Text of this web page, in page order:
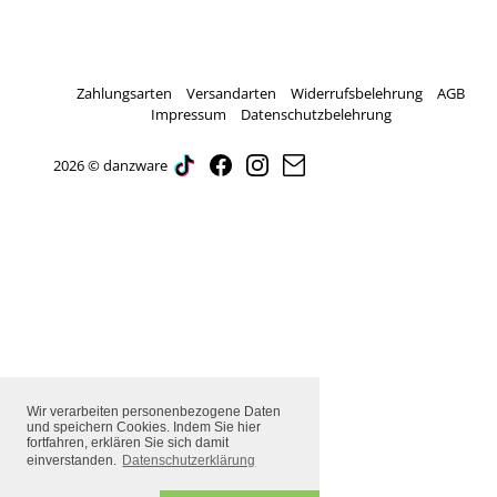
Wir verarbeiten personenbezogene Daten
und speichern Cookies. Indem Sie hier
fortfahren, erklären Sie sich damit
einverstanden. Datenschutzerklärung
Zahlungsarten Versandarten Widerrufsbelehrung
AGB
Impressum
Datenschutzbelehrung
2026 © danzware